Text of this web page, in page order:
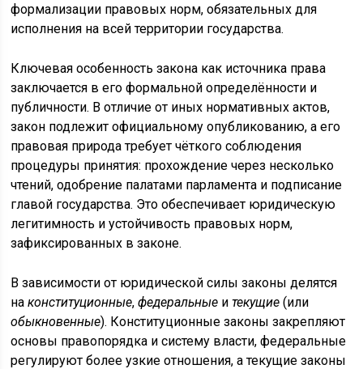
формализации правовых норм, обязательных для
исполнения на всей территории государства.
Ключевая особенность закона как источника права
заключается в его формальной определённости и
публичности. В отличие от иных нормативных актов,
закон подлежит официальному опубликованию, а его
правовая природа требует чёткого соблюдения
процедуры принятия: прохождение через несколько
чтений, одобрение палатами парламента и подписание
главой государства. Это обеспечивает юридическую
легитимность и устойчивость правовых норм,
зафиксированных в законе.
В зависимости от юридической силы законы делятся
наконституционные,федеральные итекущие (или
обыкновенные). Конституционные законы закрепляют
основы правопорядка и систему власти, федеральные
регулируют более узкие отношения, а текущие законы